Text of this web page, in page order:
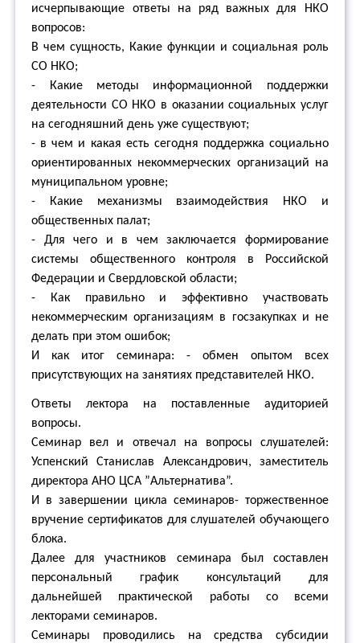
исчерпывающие ответы на ряд важных для НКО
вопросов:
В чем сущность, Какие функции и социальная роль
СО НКО;
- Какие методы информационной поддержки
деятельности СО НКО в оказании социальных услуг
на сегодняшний день уже существуют;
- в чем и какая есть сегодня поддержка социально
ориентированных некоммерческих организаций на
муниципальном уровне;
- Какие механизмы взаимодействия НКО и
общественных палат;
- Для чего и в чем заключается формирование
системы общественного контроля в Российской
Федерации и Свердловской области;
- Как правильно и эффективно участвовать
некоммерческим организациям в госзакупках и не
делать при этом ошибок;
И как итог семинара: - обмен опытом всех
присутствующих на занятиях представителей НКО.
Ответы лектора на поставленные аудиторией
вопросы.
Семинар вел и отвечал на вопросы слушателей:
Успенский Станислав Александрович, заместитель
директора АНО ЦСА ”Альтернатива”.
И в завершении цикла семинаров- торжественное
вручение сертификатов для слушателей обучающего
блока.
Далее для участников семинара был составлен
персональный график консультаций для
дальнейшей практической работы со всеми
лекторами семинаров.
Семинары проводились на средства субсидии